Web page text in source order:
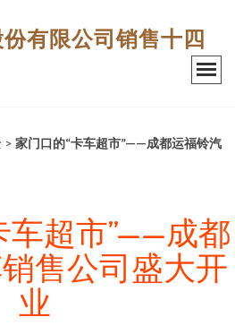
有限公司销售十四
> 家门口的“卡车超市”——成都运福铃汽
车超市”——成都
售公司盛大开
业